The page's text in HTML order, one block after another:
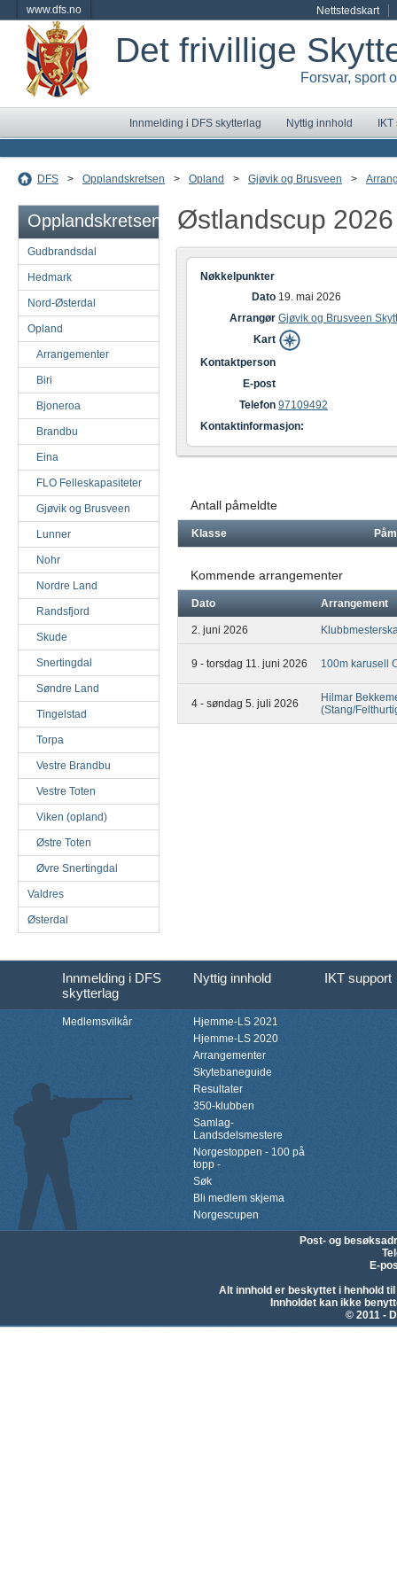
www.dfs.no Nettstedskart
Det frivillige
Forsvar, sport
Innmelding i DFS skytterlag Nyttig innhold
DFS > Opplandskretsen > Opland > Gjøvik og Brusveen >
Opplandskretsen
Gudbrandsdal
Hedmark
Nord-Østerdal
Opland
Arrangementer
Biri
Bjoneroa
Brandbu
Eina
FLO Felleskapasiteter
Gjøvik og Brusveen
Lunner
Nohr
Nordre Land
Randsfjord
Skude
Snertingdal
Søndre Land
Tingelstad
Torpa
Vestre Brandbu
Vestre Toten
Viken (opland)
Østre Toten
Øvre Snertingdal
Valdres
Østerdal
Østlandscup
Nøkkelpunkter
Dato 19. mai 2026
Arrangør Gjøvik og Brusveen
Kart
Kontaktperson
E-post
Telefon 97109492
Kontaktinformasjon:
Antall påmeldte
Klasse
Kommende arrangementer
Dato Arrangement
2. juni 2026
9 - torsdag 11. juni 2026 100m karusell
4 - søndag 5. juli 2026
Hilmar
(Stang/
Innmelding i DFS
skytterlag
Nyttig innhold IKT support
Medlemsvilkår
Hjemme-LS 2021
Hjemme-LS 2020
Arrangementer
Skytebaneguide
Resultater
350-klubben
Samlag-
Landsdelsmestere
Norgestoppen - 100 på
topp -
Søk
Bli medlem skjema
Norgescupen
Post- og
E-
Alt innhold er beskyttet i henhold
Innholdet kan ikke
© 2011 -